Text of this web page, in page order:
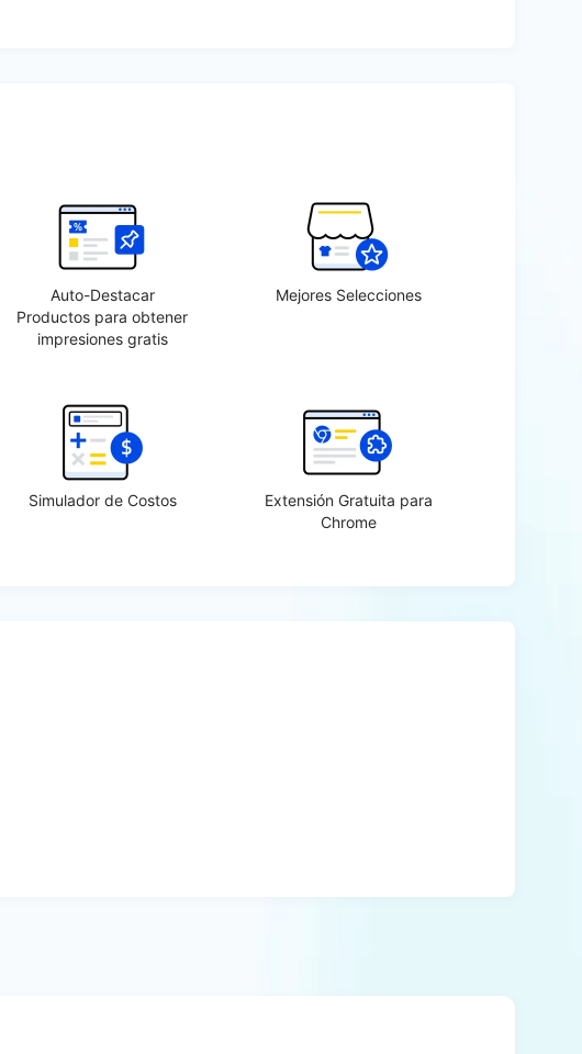
Auto-Destacar
Productos para obtener
impresiones gratis
Mejores Selecciones
Simulador de Costos
Extensión Gratuita para
Chrome